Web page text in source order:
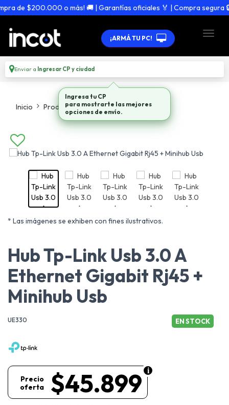
de $200.000 o más! 🚚 | Garantías oficiales 🏅 | Compra segura 🔒
¡ARMÁ TU PC!
Enviar a Ingresar CP y ciudad
Inicio Productos Adaptadores Hubs
* Las imágenes se exhiben con fines ilustrativos.
Hub Tp-Link Usb 3.0 A
Ethernet Gigabit Rj45 +
Minihub Usb
UE330 EN STOCK
$45.899
Precio
oferta
Ingresa tu CP
para mostrarte las mejores
opciones de envío.